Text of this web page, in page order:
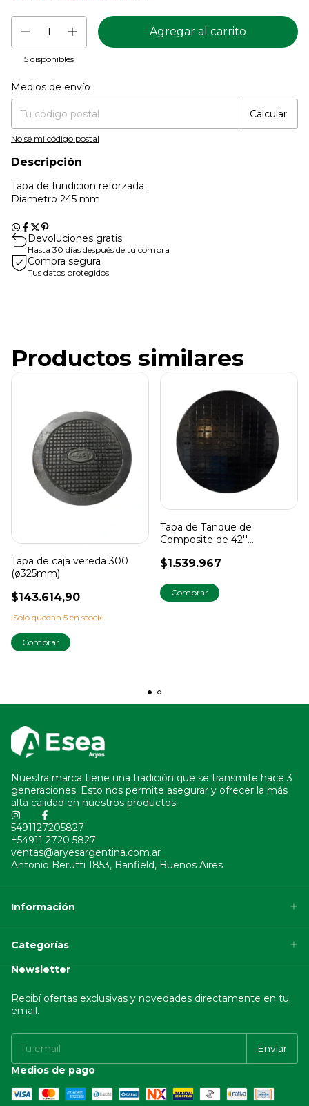
5 disponibles
Entregas para el CP:
Medios de envío
Calcular
No sé mi código postal
Descripción
Tapa de fundicion reforzada .
Diametro 245 mm
Devoluciones gratis
Hasta 30 días después de tu compra
Compra segura
Tus datos protegidos
Productos similares
Tapa de caja vereda 300
(ø325mm)
$143.614,90
¡Solo quedan 5 en stock!
Tapa de Tanque de
Composite de 42''
$1.539.967
Nuestra marca tiene una tradición que se transmite hace 3
generaciones. Esto nos permite asegurar y ofrecer la más
alta calidad en nuestros productos.
5491127205827
+54911 2720 5827
ventas@aryesargentina.com.ar
Antonio Berutti 1853, Banfield, Buenos Aires
Información
Categorías
Newsletter
Recibí ofertas exclusivas y novedades directamente en tu
email.
Medios de pago